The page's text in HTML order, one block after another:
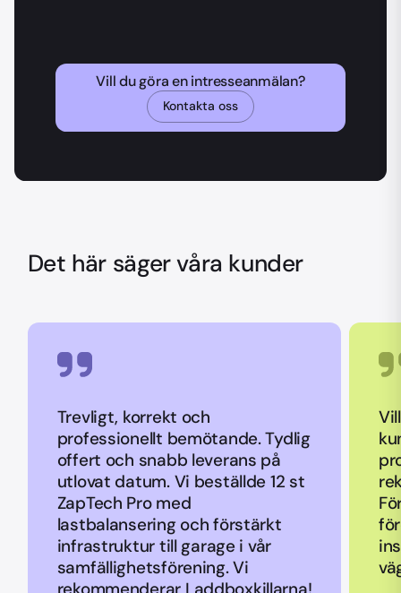
Vill du göra en intresseanmälan?
Kontakta oss
Det här säger våra kunder
Trevligt, korrekt och
professionellt bemötande. Tydlig
offert och snabb leverans på
utlovat datum. Vi beställde 12 st
ZapTech Pro med
lastbalansering och förstärkt
infrastruktur till garage i vår
samfällighetsförening. Vi